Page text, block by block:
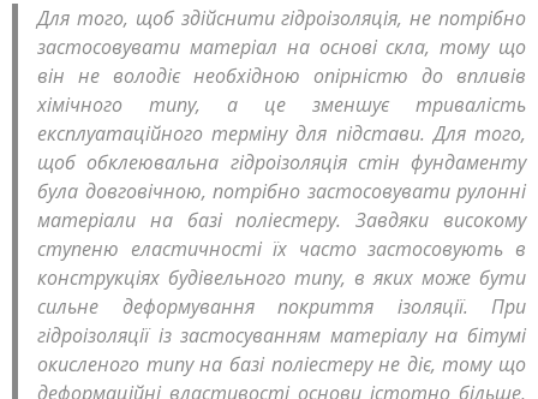
Для того, щоб здійснити гідроізоляція, не потрібно
застосовувати матеріал на основі скла, тому що
він не володіє необхідною опірністю до впливів
хімічного типу, а це зменшує тривалість
експлуатаційного терміну для підстави. Для того,
щоб обклеювальна гідроізоляція стін фундаменту
була довговічною, потрібно застосовувати рулонні
матеріали на базі поліестеру. Завдяки високому
ступеню еластичності їх часто застосовують в
конструкціях будівельного типу, в яких може бути
сильне деформування покриття ізоляції. При
гідроізоляції із застосуванням матеріалу на бітумі
окисленого типу на базі поліестеру не діє, тому що
деформаційні властивості основи істотно більше,